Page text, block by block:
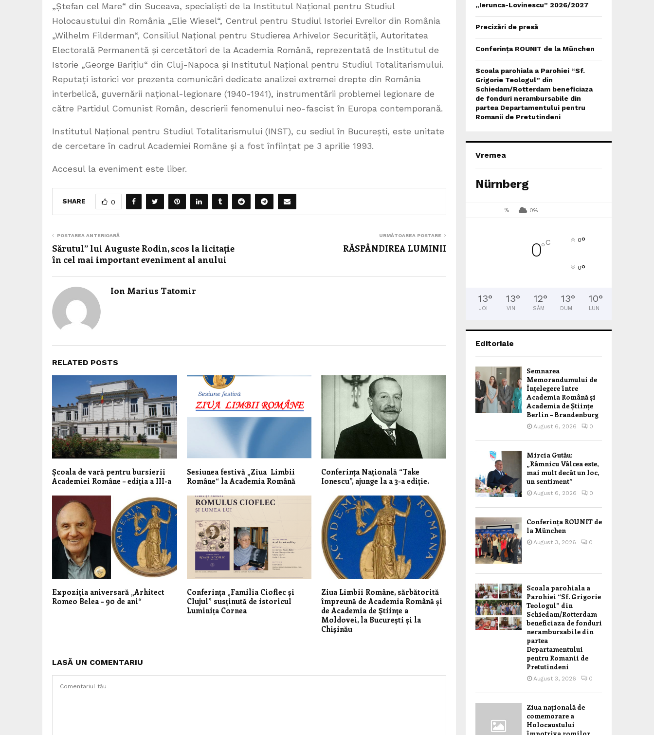
„Ștefan cel Mare“ din Suceava, specialiști de la Institutul Național pentru Studiul
Holocaustului din România „Elie Wiesel“, Centrul pentru Studiul Istoriei Evreilor din România
„Wilhelm Filderman“, Consiliul Național pentru Studierea Arhivelor Securității, Autoritatea
Electorală Permanentă și cercetători de la Academia Română, reprezentată de Institutul de
Istorie „George Barițiu“ din Cluj-Napoca și Institutul Național pentru Studiul Totalitarismului.
Reputați istorici vor prezenta comunicări dedicate analizei extremei drepte din România
interbelică, guvernării național-legionare (1940-1941), instrumentării problemei legionare de
către Partidul Comunist Român, descrierii fenomenului neo-fascist în Europa contemporană.
Institutul Național pentru Studiul Totalitarismului (INST), cu sediul în București, este unitate
de cercetare în cadrul Academiei Române și a fost înființat pe 3 aprilie 1993.
Accesul la eveniment este liber.
SHARE 0
POSTAREA ANTERIOARĂ
Sărutul” lui Auguste Rodin, scos la licitație
în cel mai important eveniment al anului
URMĂTOAREA POSTARE
RĂSPÂNDIREA LUMINII
Ion Marius Tatomir
RELATED POSTS
Școala de vară pentru bursierii
Academiei Române – ediția a III-a
Sesiunea festivă „Ziua Limbii
Române“ la Academia Română
Conferința Națională “Take
Ionescu”, ajunge la a 3-a ediție.
Expoziția aniversară „Arhitect
Romeo Belea – 90 de ani“
Conferința „Familia Cioflec și
Clujul” susținută de istoricul
Luminița Cornea
Ziua Limbii Române, sărbătorită
împreună de Academia Română și
de Academia de Ştiinţe a
Moldovei, la București și la
Chișinău
LASĂ UN COMENTARIU
„Ierunca-Lovinescu” 2026/2027
Precizări de presă
Conferința ROUNIT de la München
Scoala parohiala a Parohiei “Sf.
Grigorie Teologul” din
Schiedam/Rotterdam beneficiaza
de fonduri nerambursabile din
partea Departamentului pentru
Romanii de Pretutindeni
Vremea
Nürnberg
% 0%
0°C 0°
0°
13°
JOI
13°
VIN
12°
SÂM
13°
DUM
10°
LUN
Editoriale
Semnarea
Memorandumului de
Înțelegere între
Academia Română și
Academia de Științe
Berlin – Brandenburg
August 6, 2026 0
Mircia Gutău:
„Râmnicu Vâlcea este,
mai mult decât un loc,
un sentiment”
August 6, 2026 0
Conferința ROUNIT de
la München
August 3, 2026 0
Scoala parohiala a
Parohiei “Sf. Grigorie
Teologul” din
Schiedam/Rotterdam
beneficiaza de fonduri
nerambursabile din
partea
Departamentului
pentru Romanii de
Pretutindeni
August 3, 2026 0
Ziua națională de
comemorare a
Holocaustului